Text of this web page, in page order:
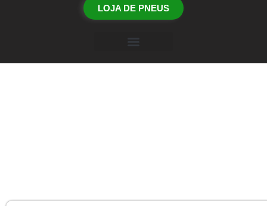
LOJA DE PNEUS